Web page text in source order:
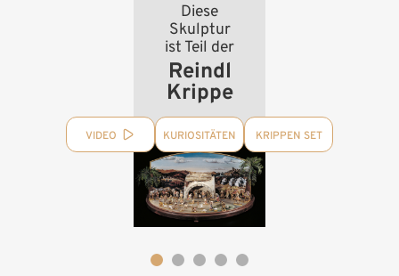
Diese
Skulptur
ist Teil der
Reindl
Krippe
VIDEO KURIOSITÄTEN KRIPPEN SET